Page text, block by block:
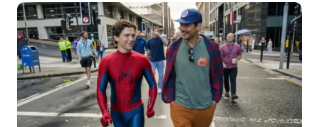
đặt câu hỏi liệu bộ phim mới của Tom Holland có thể
phá kỷ lục mà No Way Home từng thiết lập hay không.